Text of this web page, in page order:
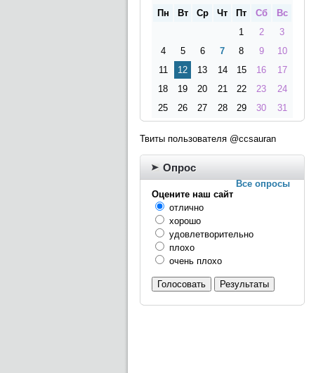
Пн
Вт Ср Чт Пт Сб
Вс
1
2
3
4
5 6 7 8 9
10
11
12 13 14 15 16
17
18
19 20 21 22 23
24
25
26 27 28 29 30 31
Твиты пользователя @ccsauran
Опрос
Все опросы
Оцените наш сайт
отлично
хорошо
удовлетворительно
плохо
очень плохо
Голосовать Результаты